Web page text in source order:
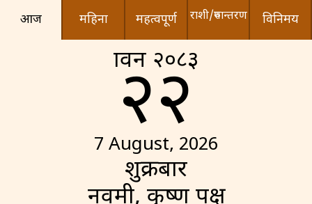
आज महिना महत्वपूर्ण राशी/रुपान्तरण विनिमय
श्रावन २०८३
२२
7 August, 2026
शुक्रबार
नवमी, कृष्ण पक्ष